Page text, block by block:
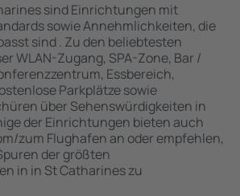
sind Einrichtungen mit
sowie Annehmlichkeiten, die
sind . Zu den beliebtesten
WLAN-Zugang, SPA-Zone, Bar /
Essbereich,
Parkplätze sowie
über Sehenswürdigkeiten in
der Einrichtungen bieten auch
zum Flughafen an oder empfehlen,
der größten
in in St Catharines zu